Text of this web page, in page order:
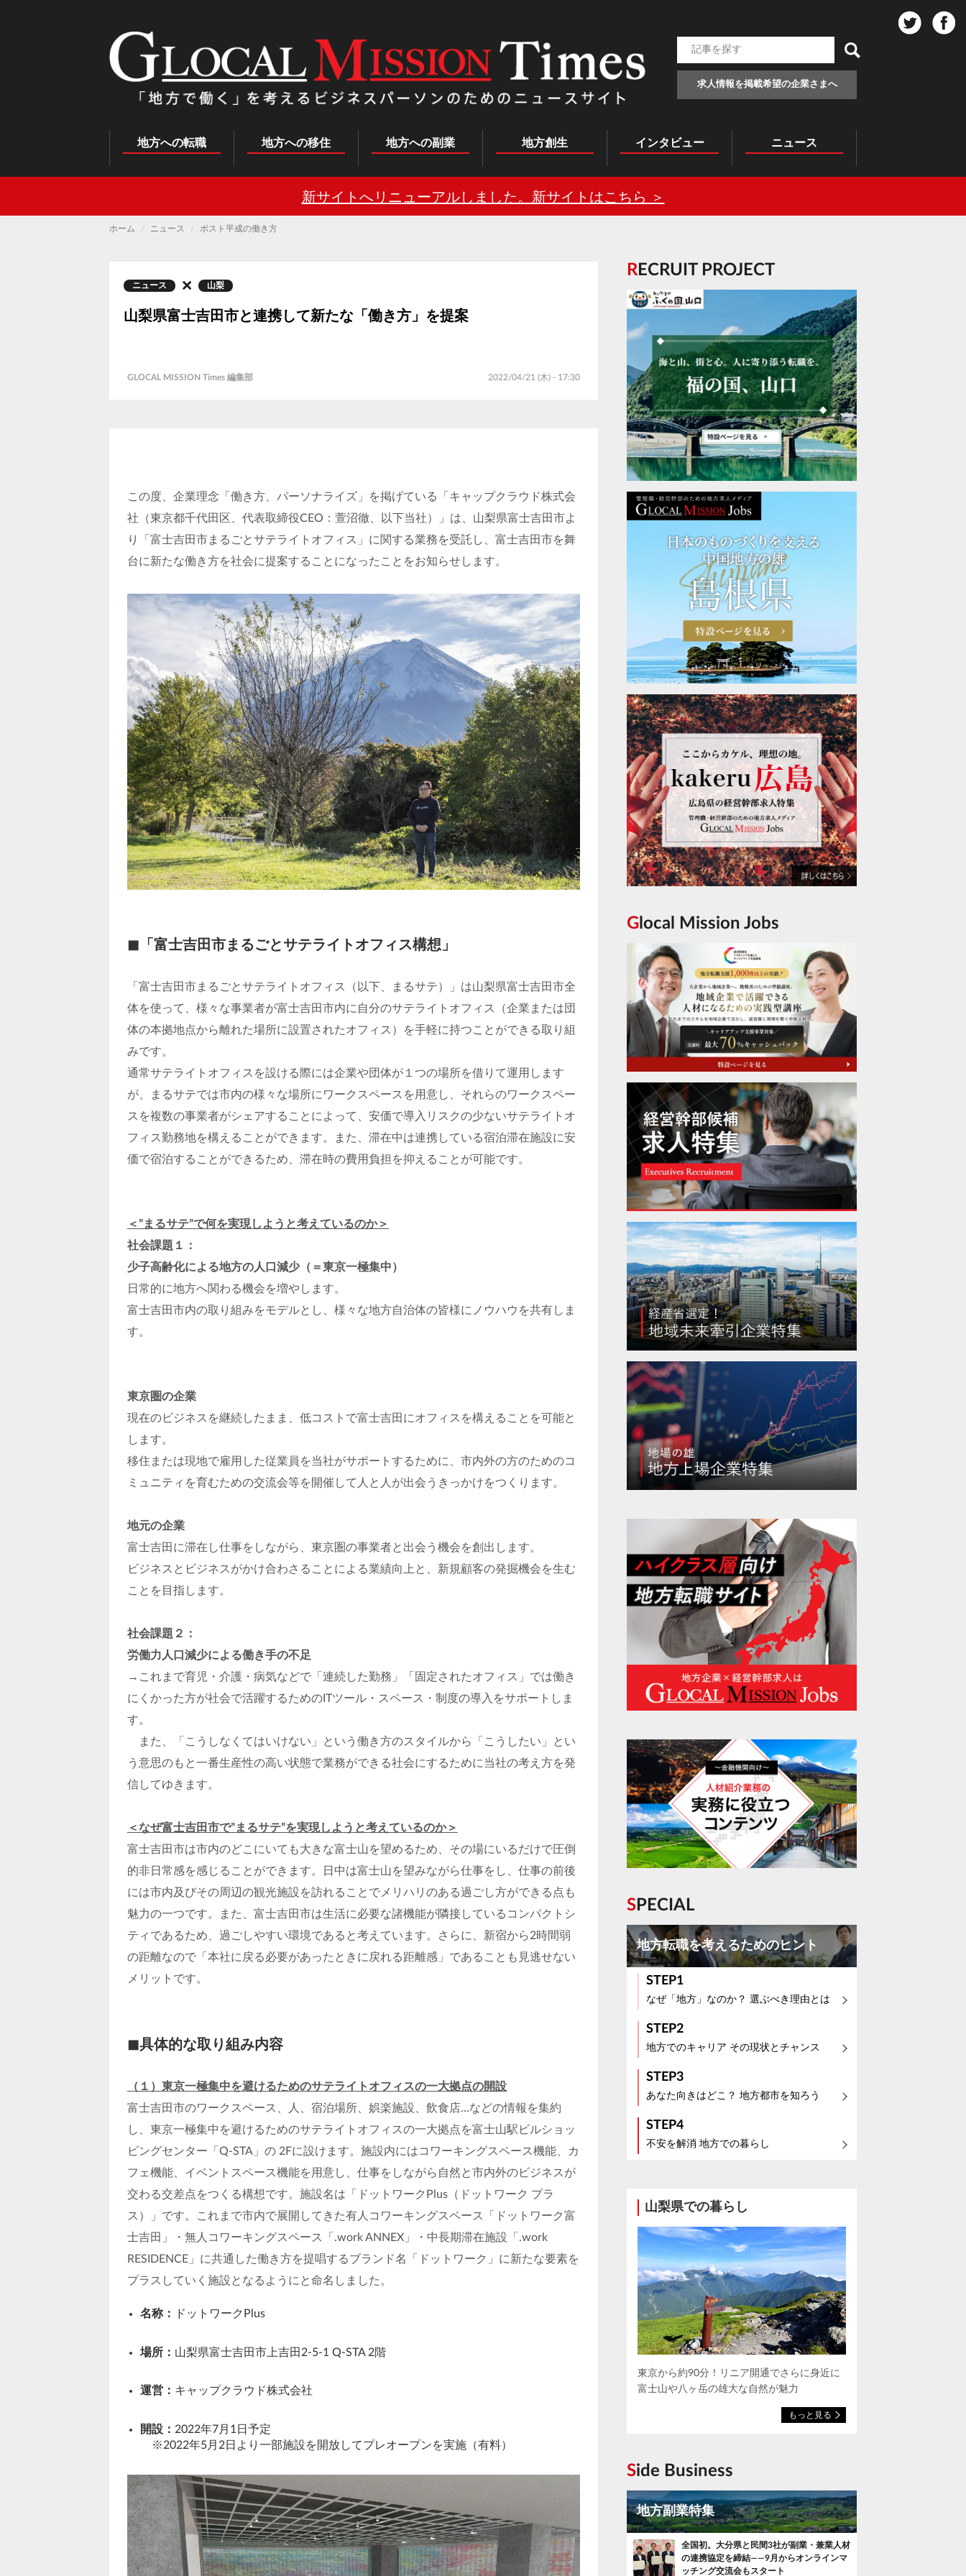
求人情報を掲載希望の企業さまへ
Main
navigation
地方への転職 地方への移住 地方への副業 地方創生 インタビュー ニュース
新サイトへリニューアルしました。新サイトはこちら ＞
ホーム ニュース ポスト平成の働き方
ニュース 山梨
山梨県富士吉田市と連携して新たな「働き方」を提案
GLOCAL MISSION Times 編集部 2022/04/21 (木) - 17:30
この度、企業理念「働き方、パーソナライズ」を掲げている「キャップクラウド株式会
社（東京都千代田区、代表取締役CEO：萱沼徹、以下当社）」は、山梨県富士吉田市よ
り「富士吉田市まるごとサテライトオフィス」に関する業務を受託し、富士吉田市を舞
台に新たな働き方を社会に提案することになったことをお知らせします。
◼「富士吉田市まるごとサテライトオフィス構想」
「富士吉田市まるごとサテライトオフィス（以下、まるサテ）」は山梨県富士吉田市全
体を使って、様々な事業者が富士吉田市内に自分のサテライトオフィス（企業または団
体の本拠地点から離れた場所に設置されたオフィス）を手軽に持つことができる取り組
みです。
通常サテライトオフィスを設ける際には企業や団体が１つの場所を借りて運用します
が、まるサテでは市内の様々な場所にワークスペースを用意し、それらのワークスペー
スを複数の事業者がシェアすることによって、安価で導入リスクの少ないサテライトオ
フィス勤務地を構えることができます。また、滞在中は連携している宿泊滞在施設に安
価で宿泊することができるため、滞在時の費用負担を抑えることが可能です。
＜”まるサテ”で何を実現しようと考えているのか＞
社会課題１：
少子高齢化による地方の人口減少（＝東京一極集中）
日常的に地方へ関わる機会を増やします。
富士吉田市内の取り組みをモデルとし、様々な地方自治体の皆様にノウハウを共有しま
す。
東京圏の企業
現在のビジネスを継続したまま、低コストで富士吉田にオフィスを構えることを可能と
します。
移住または現地で雇用した従業員を当社がサポートするために、市内外の方のためのコ
ミュニティを育むための交流会等を開催して人と人が出会うきっかけをつくります。
地元の企業
富士吉田に滞在し仕事をしながら、東京圏の事業者と出会う機会を創出します。
ビジネスとビジネスがかけ合わさることによる業績向上と、新規顧客の発掘機会を生む
ことを目指します。
社会課題２：
労働力人口減少による働き手の不足
→これまで育児・介護・病気などで「連続した勤務」「固定されたオフィス」では働き
にくかった方が社会で活躍するためのITツール・スペース・制度の導入をサポートしま
す。
また、「こうしなくてはいけない」という働き方のスタイルから「こうしたい」とい
う意思のもと一番生産性の高い状態で業務ができる社会にするために当社の考え方を発
信してゆきます。
＜なぜ富士吉田市で”まるサテ”を実現しようと考えているのか＞
富士吉田市は市内のどこにいても大きな富士山を望めるため、その場にいるだけで圧倒
的非日常感を感じることができます。日中は富士山を望みながら仕事をし、仕事の前後
には市内及びその周辺の観光施設を訪れることでメリハリのある過ごし方ができる点も
魅力の一つです。また、富士吉田市は生活に必要な諸機能が隣接しているコンパクトシ
ティであるため、過ごしやすい環境であると考えています。さらに、新宿から2時間弱
の距離なので「本社に戻る必要があったときに戻れる距離感」であることも見逃せない
メリットです。
◼具体的な取り組み内容
（１）東京一極集中を避けるためのサテライトオフィスの一大拠点の開設
富士吉田市のワークスペース、人、宿泊場所、娯楽施設、飲食店…などの情報を集約
し、東京一極集中を避けるためのサテライトオフィスの一大拠点を富士山駅ビルショッ
ピングセンター「Q-STA」の 2Fに設けます。施設内にはコワーキングスペース機能、カ
フェ機能、イベントスペース機能を用意し、仕事をしながら自然と市内外のビジネスが
交わる交差点をつくる構想です。施設名は「ドットワークPlus（ドットワーク プラ
ス）」です。これまで市内で展開してきた有人コワーキングスペース「ドットワーク富
士吉田」・無人コワーキングスペース「.work ANNEX」・中長期滞在施設「.work
RESIDENCE」に共通した働き方を提唱するブランド名「ドットワーク」に新たな要素を
プラスしていく施設となるようにと命名しました。
名称： ドットワークPlus
場所： 山梨県富士吉田市上吉田2-5-1 Q-STA 2階
運営： キャップクラウド株式会社
開設： 2022年7月1日予定
※2022年5月2日より一部施設を開放してプレオープンを実施（有料）
RECRUIT PROJECT
Glocal Mission Jobs
SPECIAL
地方転職を考えるためのヒント
STEP1
なぜ「地方」なのか？ 選ぶべき理由とは
STEP2
地方でのキャリア その現状とチャンス
STEP3
あなた向きはどこ？ 地方都市を知ろう
STEP4
不安を解消 地方での暮らし
山梨県での暮らし
東京から約90分！リニア開通でさらに身近に
富士山や八ヶ岳の雄大な自然が魅力
もっと見る
Side Business
地方副業特集
全国初。大分県と民間3社が副業・兼業人材
の連携協定を締結——9月からオンラインマ
ッチング交流会もスタート